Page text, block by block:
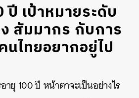
เป้าหมายระดับ
สัมมากร กับการ
ไทยอยากอยู่ไป
ยุ 100 ปี หน้าตาจะเป็นอย่างไร